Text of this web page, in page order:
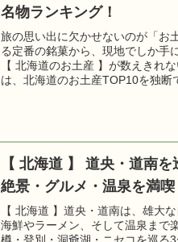
名物ランキング！
旅の思い出に欠かせないのが「お
る定番の銘菓から、現地でしか手
【 北海道のお土産 】が数えきれ
は、北海道のお土産TOP10を独断
【 北海道 】 道央・道南
絶景・グルメ・温泉を満喫
【 北海道 】道央・道南は、雄大
海鮮やラーメン、そして温泉まで